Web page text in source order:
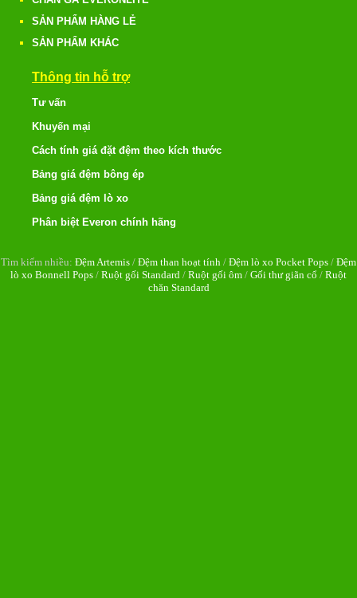
SẢN PHẨM HÀNG LẺ
SẢN PHẨM KHÁC
Thông tin hỗ trợ
Tư vấn
Khuyến mại
Cách tính giá đặt đệm theo kích thước
Bảng giá đệm bông ép
Bảng giá đệm lò xo
Phân biệt Everon chính hãng
Tìm kiếm nhiều: Đệm Artemis / Đệm than hoạt tính / Đệm lò xo Pocket Pops / Đệm
lò xo Bonnell Pops / Ruột gối Standard / Ruột gối ôm / Gối thư giãn cổ / Ruột
chăn Standard